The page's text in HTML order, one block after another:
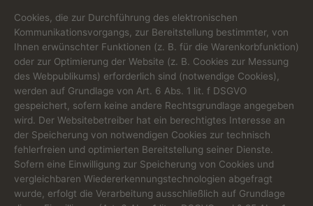
Cookies, die zur Durchführung des elektronischen
Kommunikationsvorgangs, zur Bereitstellung bestimmter, von
Ihnen erwünschter Funktionen (z. B. für die Warenkorbfunktion)
oder zur Optimierung der Website (z. B. Cookies zur Messung
des Webpublikums) erforderlich sind (notwendige Cookies),
werden auf Grundlage von Art. 6 Abs. 1 lit. f DSGVO
gespeichert, sofern keine andere Rechtsgrundlage angegeben
wird. Der Websitebetreiber hat ein berechtigtes Interesse an
der Speicherung von notwendigen Cookies zur technisch
fehlerfreien und optimierten Bereitstellung seiner Dienste.
Sofern eine Einwilligung zur Speicherung von Cookies und
vergleichbaren Wiedererkennungstechnologien abgefragt
wurde, erfolgt die Verarbeitung ausschließlich auf Grundlage